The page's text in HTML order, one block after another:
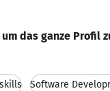
das ganze Profil
Software